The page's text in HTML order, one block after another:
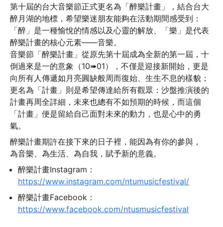
第十屆的台大音樂節正式更名為「醉樂計畫」，結合台大
醉月湖的地標，希望樂迷朋友能夠在活動期間感受到：
「醉」是一種愉悅的情感以及心靈的解放、「樂」是代表
醉樂計畫的核心元素——音樂。
音樂節「醉樂計畫」從原先第十屆成為全新的第一屆，十
倒過來是一的意象（10➠01），不僅是迎接新開始，更是
向所有人傳遞如月亮圓缺般周而復始、生生不息的樣貌；
更名為「計畫」則是希望傳達給所有觀眾：沙盤推演後的
計畫再周全詳細，未來也總有不如預期的時候，而這個
「計畫」便是留給自己面對未來的動力，也是心中的勇
氣。
醉樂計畫期許在接下來的日子裡，能因為有你的參與，
為音樂、為生活、為自我，賦予新的意義。
醉樂計畫Instagram：
https://www.instagram.com/ntumusicfestival/
醉樂計畫Facebook：
https://www.facebook.com/ntusmusicfestival